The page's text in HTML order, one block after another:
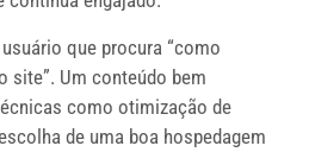
que procura “como
site”. Um conteúdo bem
como otimização de
de uma boa hospedagem